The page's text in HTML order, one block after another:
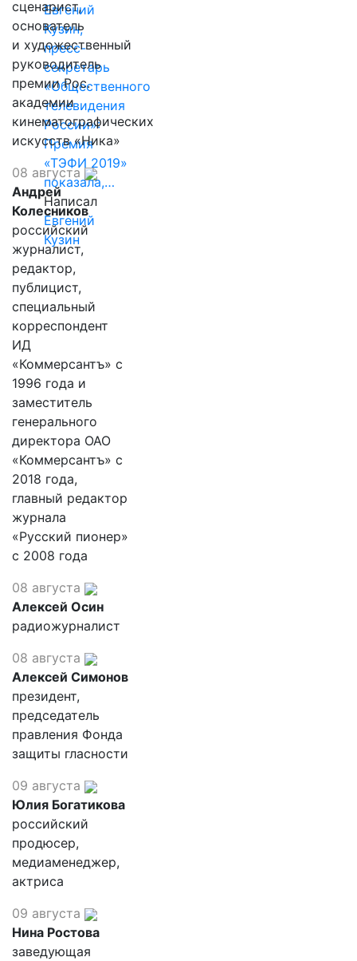
Евгений
Кузин,
пресс-
секретарь
«Общественного
телевидения
России»:
Премия
«ТЭФИ 2019»
показала,…
Написал
Евгений
Кузин
сценарист,
основатель
и художественный
руководитель
премии Рос.
академии
кинематографических
искусств «Ника»
08 августа
Андрей
Колесников
российский
журналист,
редактор,
публицист,
специальный
корреспондент
ИД
«Коммерсантъ» с
1996 года и
заместитель
генерального
директора ОАО
«Коммерсантъ» с
2018 года,
главный редактор
журнала
«Русский пионер»
с 2008 года
08 августа
Алексей Осин
радиожурналист
08 августа
Алексей Симонов
президент,
председатель
правления Фонда
защиты гласности
09 августа
Юлия Богатикова
российский
продюсер,
медиаменеджер,
актриса
09 августа
Нина Ростова
заведующая